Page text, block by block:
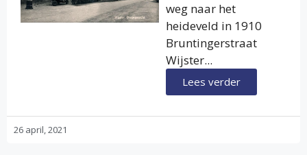
weg naar het
heideveld in 1910
Bruntingerstraat
Wijster...
Lees verder
26 april, 2021